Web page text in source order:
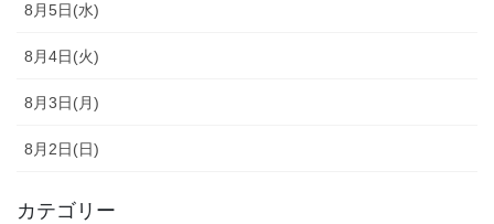
8月5日(水)
8月4日(火)
8月3日(月)
8月2日(日)
カテゴリー